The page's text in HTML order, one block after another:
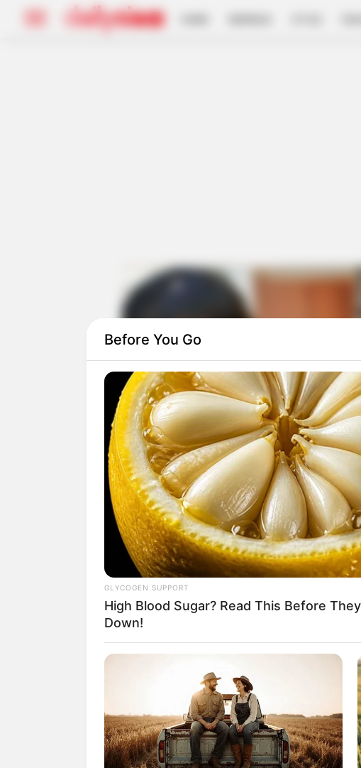
Before You Go
GLYCOGEN SUPPORT
High Blood Sugar? Read This Before
Down!